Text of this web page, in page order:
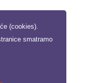
(cookies).
smatramo